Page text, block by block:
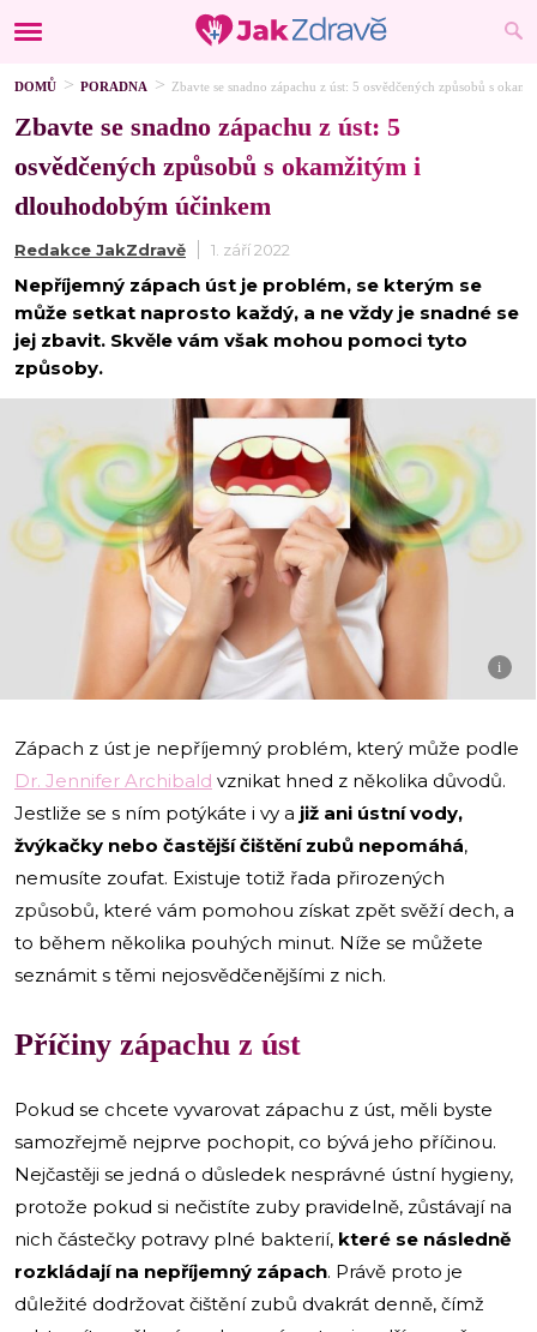
DOMŮ PORADNA Zbavte se snadno zápachu z úst: 5 osvědčených způsobů s
Zbavte se snadno zápachu z úst: 5
osvědčených způsobů s okamžitým i
dlouhodobým účinkem
Redakce JakZdravě 1. září 2022
Nepříjemný zápach úst je problém, se kterým se
může setkat naprosto každý, a ne vždy je snadné se
jej zbavit. Skvěle vám však mohou pomoci tyto
způsoby.
i
Zápach z úst je nepříjemný problém, který může podle
Dr. Jennifer Archibald vznikat hned z několika důvodů.
Jestliže se s ním potýkáte i vy a již ani ústní vody,
žvýkačky nebo častější čištění zubů nepomáhá,
nemusíte zoufat. Existuje totiž řada přirozených
způsobů, které vám pomohou získat zpět svěží dech, a
to během několika pouhých minut. Níže se můžete
seznámit s těmi nejosvědčenějšími z nich.
Příčiny zápachu z úst
Pokud se chcete vyvarovat zápachu z úst, měli byste
samozřejmě nejprve pochopit, co bývá jeho příčinou.
Nejčastěji se jedná o důsledek nesprávné ústní hygieny,
protože pokud si nečistíte zuby pravidelně, zůstávají na
nich částečky potravy plné bakterií, které se následně
rozkládají na nepříjemný zápach. Právě proto je
důležité dodržovat čištění zubů dvakrát denně, čímž